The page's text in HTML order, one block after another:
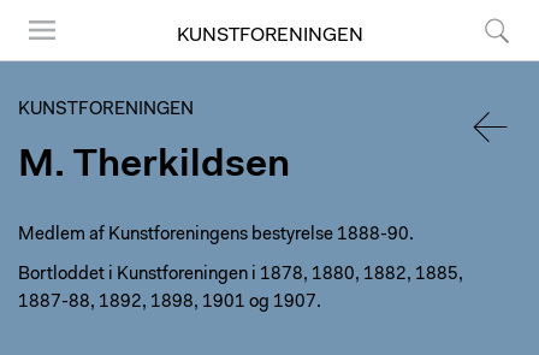
KUNSTFORENINGEN
KUNSTFORENINGEN
M. Therkildsen
Medlem af Kunstforeningens bestyrelse 1888-90.
Bortloddet i Kunstforeningen i 1878, 1880, 1882, 1885,
1887-88, 1892, 1898, 1901 og 1907.